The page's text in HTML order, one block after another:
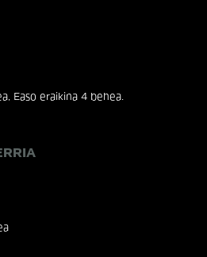
Easo eraikina 4 behea.